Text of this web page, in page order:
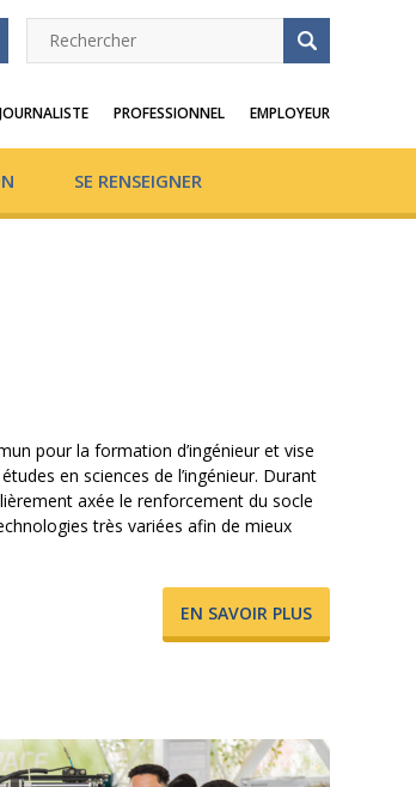
JOURNALISTE PROFESSIONNEL EMPLOYEUR
SE RENSEIGNER
pour la formation d’ingénieur et vise
en sciences de l’ingénieur. Durant
axée le renforcement du socle
très variées afin de mieux
​EN SAVOIR PLUS